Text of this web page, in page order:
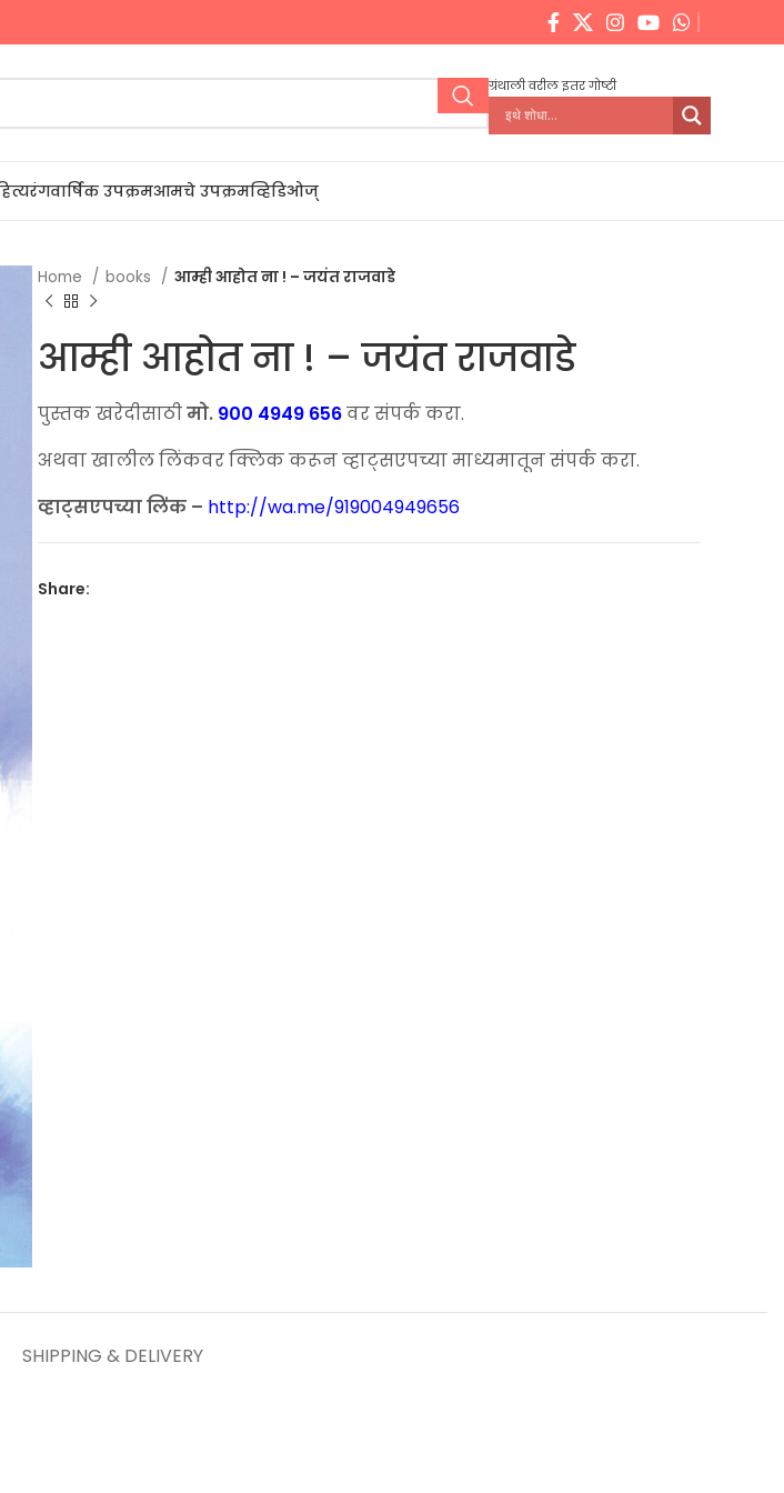
ग्रंथाली वरील इतर गोष्टी
वार्षिक उपक्रमआमचे उपक्रमव्हिडिओज्
Home books आम्ही आहोत ना ! – जयंत राजवाडे
आम्ही आहोत ना ! – जयंत राजवाडे
पुस्तक खरेदीसाठीमो. 900 4949 656वर संपर्क करा.
अथवा खालील लिंकवर क्लिक करून व्हाट्सएपच्या माध्यमातून संपर्क करा.
व्हाट्सएपच्या लिंक – http://wa.me/919004949656
Share:
SHIPPING & DELIVERY